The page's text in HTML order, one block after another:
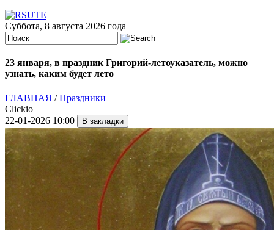
Суббота, 8 августа 2026 года
23 января, в праздник Григорий-летоуказатель, можно
узнать, каким будет лето
ГЛАВНАЯ /Праздники
Clickio
22-01-2026 10:00